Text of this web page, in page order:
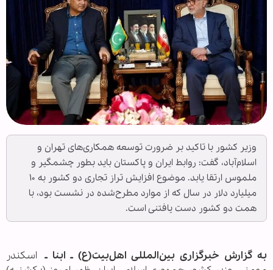
وزیر کشور با تاکید بر ضرورت توسعه همکاری‌های تهران و
اسلام‌آباد، گفت: روابط ایران و پاکستان باید بطور چشمگیر و
ملموس ارتقا یابد. موضوع افزایش تراز تجاری دو کشور به ۱۰
میلیارد دلار در سال که از موارد مطرح‌شده در نشست بود، با
همت دو کشور دست یافتنی است.
به گزارش خبرگزاری بین‌المللی اهل‌بیت(ع) ـ ابنا ـ اسکندر